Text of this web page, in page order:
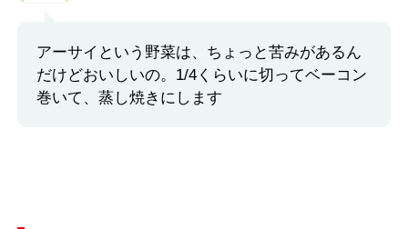
アーサイという野菜は、ちょっと苦みがあるん
だけどおいしいの。1/4くらいに切ってベーコン
巻いて、蒸し焼きにします